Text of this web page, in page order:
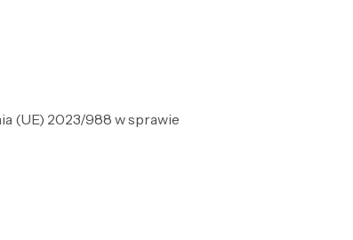
(UE) 2023/988 w sprawie